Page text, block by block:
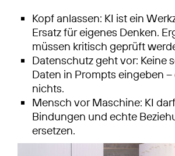
Kopf anlassen: KI ist ein
Ersatz für eigenes Denken.
müssen kritisch geprüft
Datenschutz geht vor: Keine
Daten in Prompts eingeben –
nichts.
Mensch vor Maschine: KI
Bindungen und echte
ersetzen.